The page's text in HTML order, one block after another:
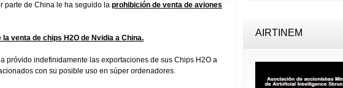
parte de China le ha seguido la prohibición de venta de aviones
la venta de chips H2O de Nvidia a China.
próvido indefinidamente las exportaciones de sus Chips H2O a
con su posible uso en súper ordenadores.
AIRTINEM